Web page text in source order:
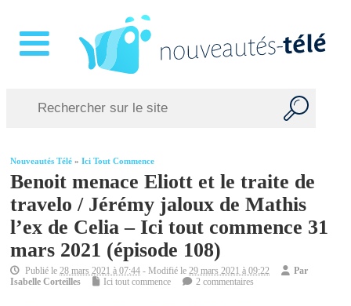
Nouveautés Télé »Ici Tout Commence
Benoit menace Eliott et le traite de
travelo / Jérémy jaloux de Mathis
l’ex de Celia – Ici tout commence 31
mars 2021 (épisode 108)
Publié le28 mars 2021 à 07:44 - Modifié le29 mars 2021 à 09:22
Par
Isabelle Corteilles
Ici tout commence 2 commentaires